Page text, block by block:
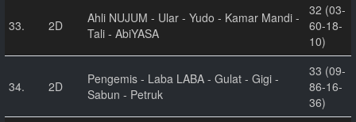
33. 2D
Ahli NUJUM - Ular - Yudo - Kamar Mandi -
Tali - AbiYASA
32 (03-
60-18-
10)
34. 2D
Pengemis - Laba LABA - Gulat - Gigi -
Sabun - Petruk
33 (09-
86-16-
36)